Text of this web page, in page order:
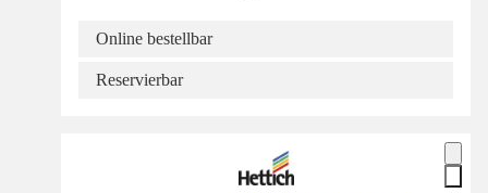
Online bestellbar
Reservierbar